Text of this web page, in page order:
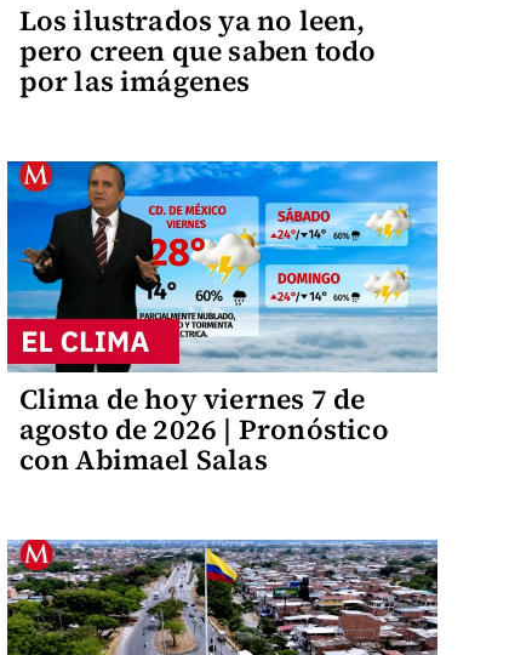
Los ilustrados ya no leen,
pero creen que saben todo
por las imágenes
Clima de hoy viernes 7 de
agosto de 2026 | Pronóstico
con Abimael Salas